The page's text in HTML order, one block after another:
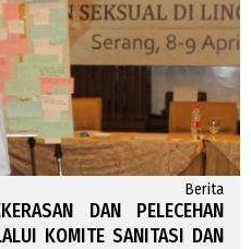
Berita
DAN PELECEHAN
KOMITE SANITASI DAN